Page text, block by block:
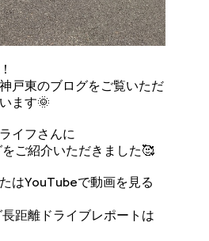
戸東のブログをご覧いただ
ます🌞
イフさんに
ご紹介いただきました🥰
はYouTubeで動画を見る
距離ドライブレポートは